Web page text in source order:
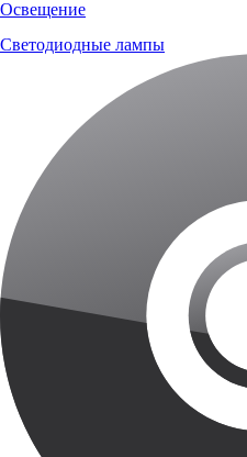
Освещение
Светодиодные лампы